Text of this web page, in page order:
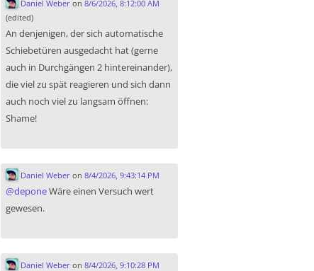
Daniel Weberon 8/6/2026, 8:12:00 AM
(edited)
An denjenigen, der sich automatische
Schiebetüren ausgedacht hat (gerne
auch in Durchgängen 2 hintereinander),
die viel zu spät reagieren und sich dann
auch noch viel zu langsam öffnen:
Shame!
Daniel Weberon 8/4/2026, 9:43:14 PM
@deponeWäre einen Versuch wert
gewesen.
Daniel Weberon 8/4/2026, 9:10:28 PM